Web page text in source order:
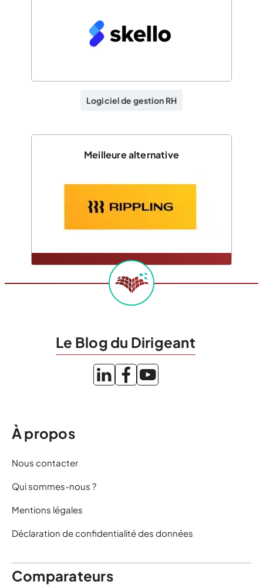
Logiciel de gestion RH
Meilleure alternative
Le Blog du Dirigeant
À propos
Nous contacter
Qui sommes-nous ?
Mentions légales
Déclaration de confidentialité des données
Comparateurs